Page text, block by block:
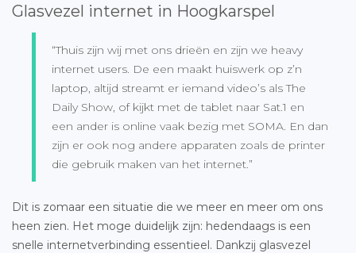
Glasvezel internet in Hoogkarspel
“Thuis zijn wij met ons drieën en zijn we heavy
internet users. De een maakt huiswerk op z’n
laptop, altijd streamt er iemand video’s als The
Daily Show, of kijkt met de tablet naar Sat.1 en
een ander is online vaak bezig met SOMA. En dan
zijn er ook nog andere apparaten zoals de printer
die gebruik maken van het internet.”
Dit is zomaar een situatie die we meer en meer om ons
heen zien. Het moge duidelijk zijn: hedendaags is een
snelle internetverbinding essentieel. Dankzij glasvezel